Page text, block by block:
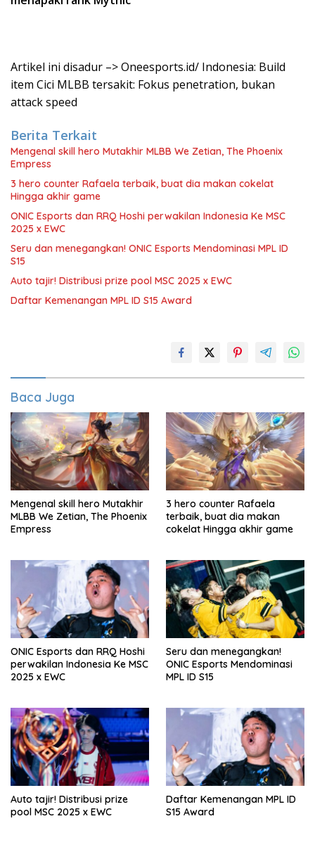
Artikel ini disadur –> Oneesports.id/ Indonesia: Build
item Cici MLBB tersakit: Fokus penetration, bukan
attack speed
Berita Terkait
Mengenal skill hero Mutakhir MLBB We Zetian, The Phoenix
Empress
3 hero counter Rafaela terbaik, buat dia makan cokelat
Hingga akhir game
ONIC Esports dan RRQ Hoshi perwakilan Indonesia Ke MSC
2025 x EWC
Seru dan menegangkan! ONIC Esports Mendominasi MPL ID
S15
Auto tajir! Distribusi prize pool MSC 2025 x EWC
Daftar Kemenangan MPL ID S15 Award
Baca Juga
Mengenal skill hero Mutakhir
MLBB We Zetian, The Phoenix
Empress
3 hero counter Rafaela
terbaik, buat dia makan
cokelat Hingga akhir game
ONIC Esports dan RRQ Hoshi
perwakilan Indonesia Ke MSC
2025 x EWC
Seru dan menegangkan!
ONIC Esports Mendominasi
MPL ID S15
Auto tajir! Distribusi prize
pool MSC 2025 x EWC
Daftar Kemenangan MPL ID
S15 Award